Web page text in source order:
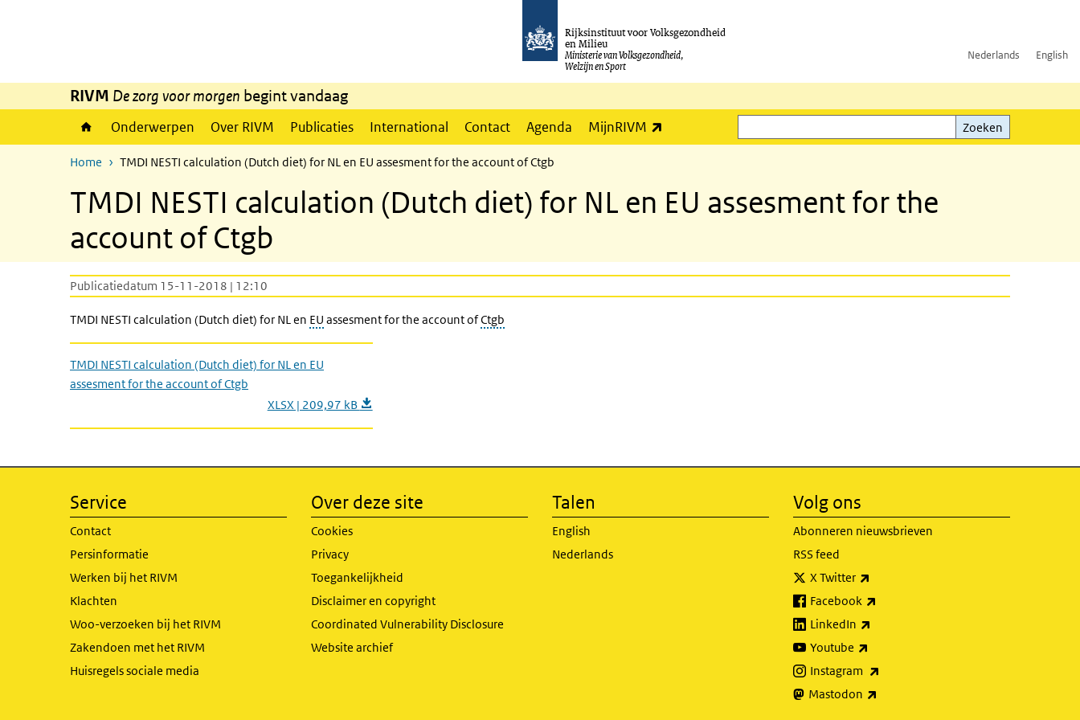
Rijksinstituut voor Volksgezondheid
en Milieu
Ministerie van Volksgezondheid,
Welzijn en Sport
Nederlands English
RIVM De zorg voor morgen begint vandaag
Onderwerpen Over RIVM Publicaties International Contact Agenda MijnRIVM
Zoeken
Zoeken
Home TMDI NESTI calculation (Dutch diet) for NL en EU assesment for the account of Ctgb
TMDI NESTI calculation (Dutch diet) for NL en EU assesment for the
account of Ctgb
Publicatiedatum 15-11-2018 | 12:10
TMDI NESTI calculation (Dutch diet) for NL en EU assesment for the account ofCtgb
TMDI NESTI calculation (Dutch diet) for NL en EU
assesment for the account of Ctgb
XLSX | 209,97 kB
Service
Contact
Persinformatie
Werken bij het RIVM
Klachten
Woo-verzoeken bij het RIVM
Zakendoen met het RIVM
Huisregels sociale media
Over deze site
Cookies
Privacy
Toegankelijkheid
Disclaimer en copyright
Coordinated Vulnerability Disclosure
Website archief
Talen
English
Nederlands
Volg ons
Abonneren nieuwsbrieven
RSS feed
X Twitter
Facebook
LinkedIn
Youtube
Instagram
Mastodon